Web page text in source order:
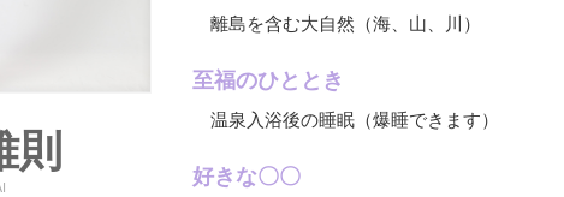
離島を含む大自然（海、山、川）
至福のひととき
温泉入浴後の睡眠（爆睡できます）
好きな〇〇